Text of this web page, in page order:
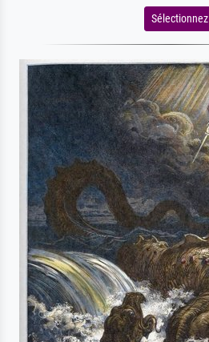
Sélectionnez